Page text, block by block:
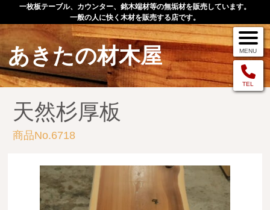
一枚板テーブル、カウンター、銘木端材等の無垢材を販売しています。
一般の人に快く木材を販売する店です。
あきたの材木屋
TEL
MENU
メニュー
TOP
作品例
手作りオーダー家具
店舗案内
天然杉厚板
商品No.6718